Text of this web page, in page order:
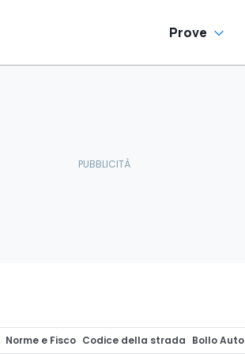
Prove
Norme e Fisco Codice della strada Bollo Auto